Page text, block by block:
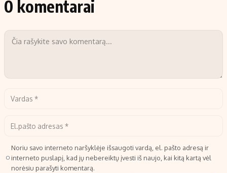
0 komentarai
Noriu savo interneto naršyklėje išsaugoti vardą, el. pašto adresą ir
interneto puslapį, kad jų nebereiktų įvesti iš naujo, kai kitą kartą vėl
norėsiu parašyti komentarą.